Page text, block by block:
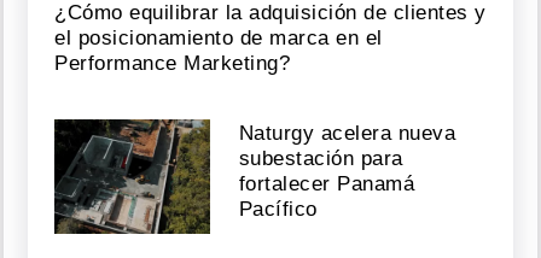
¿Cómo equilibrar la adquisición de clientes y
el posicionamiento de marca en el
Performance Marketing?
Naturgy acelera nueva
subestación para
fortalecer Panamá
Pacífico